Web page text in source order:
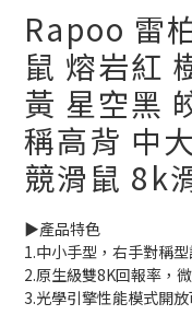
🔥品牌限定滿額折
Rapoo 雷
鼠 熔岩紅
黃 星空黑
稱高背 中
競滑鼠 8k
▶️產品特色
1.中小手型，右手對稱型
2.原生級雙8K回報率，
3.光學引擎性能模式開放